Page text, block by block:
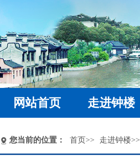
网站首页 走进钟楼
您当前的位置： 首页>> 走进钟楼>>